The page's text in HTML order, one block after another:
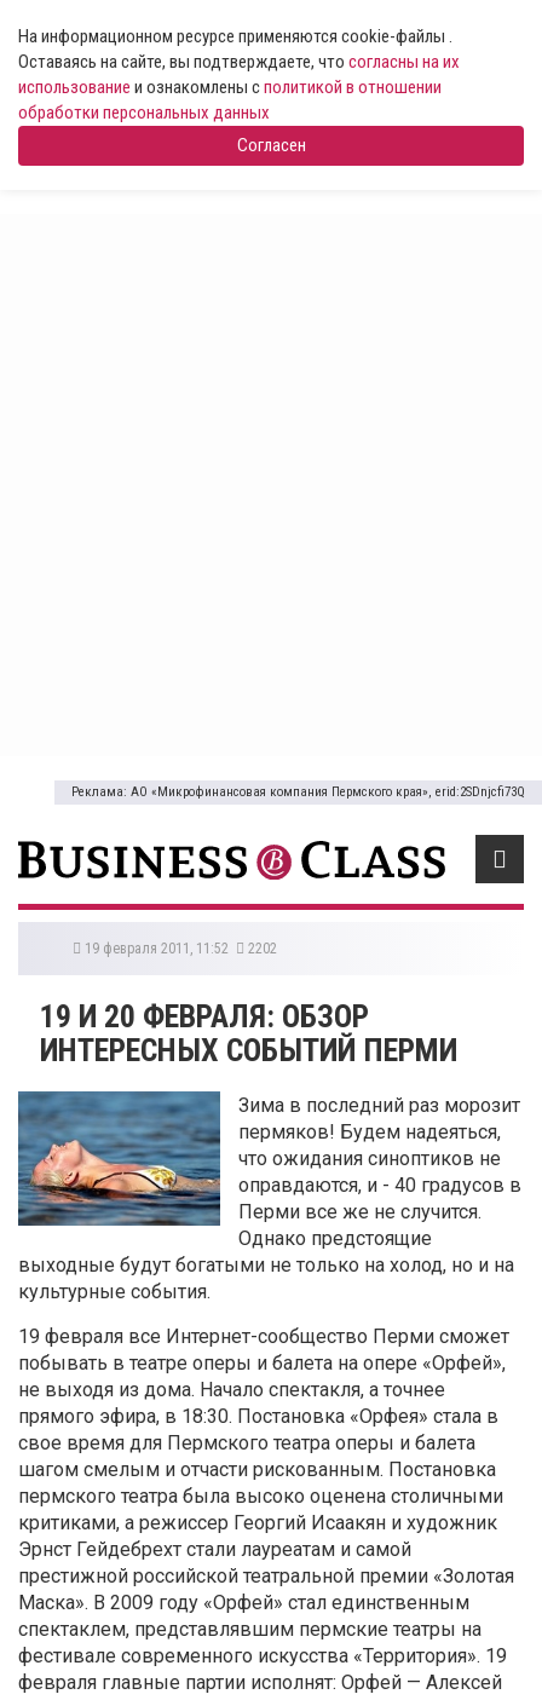
На информационном ресурсе применяются cookie-файлы .
Оставаясь на сайте, вы подтверждаете, что согласны на их
использование и ознакомлены сполитикой в отношении
обработки персональных данных
Согласен
Реклама: АО «Микрофинансовая компания Пермского края», erid:2SDnjcfi73Q
19 февраля 2011, 11:52 2202
19 И 20 ФЕВРАЛЯ: ОБЗОР
ИНТЕРЕСНЫХ СОБЫТИЙ ПЕРМИ
Зима в последний раз морозит
пермяков! Будем надеяться,
что ожидания синоптиков не
оправдаются, и - 40 градусов в
Перми все же не случится.
Однако предстоящие
выходные будут богатыми не только на холод, но и на
культурные события.
19 февраля все Интернет-сообщество Перми сможет
побывать в театре оперы и балета на опере «Орфей»,
не выходя из дома. Начало спектакля, а точнее
прямого эфира, в 18:30. Постановка «Орфея» стала в
свое время для Пермского театра оперы и балета
шагом смелым и отчасти рискованным. Постановка
пермского театра была высоко оценена столичными
критиками, а режиссер Георгий Исаакян и художник
Эрнст Гейдебрехт стали лауреатам и самой
престижной российской театральной премии «Золотая
Маска». В 2009 году «Орфей» стал единственным
спектаклем, представлявшим пермские театры на
фестивале современного искусства «Территория». 19
февраля главные партии исполнят: Орфей — Алексей